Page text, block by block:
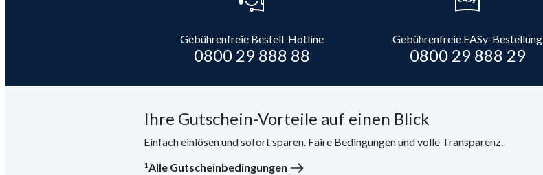
Gebührenfreie Bestell-Hotline
0800 29 888 88
Gebührenfreie EASy-Bestellung
0800 29 888 29
Ihre Gutschein-Vorteile auf einen Blick
Einfach einlösen und sofort sparen. Faire Bedingungen und volle Transparenz.
1Alle Gutscheinbedingungen